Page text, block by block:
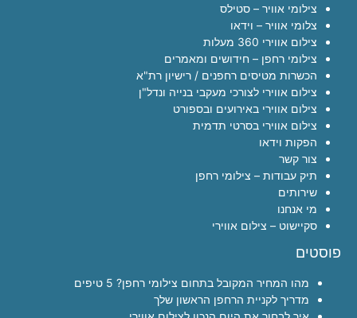
צילומי אוויר – סטילס
צלומי אוויר – וידאו
צילום אווירי 360 מעלות
צילומי רחפן – חידושים ומאמרים
הכשרות מטיסים רחפנים / רישיון רת"א
צילום אווירי לצורכי מעקבי בנייה ונדל"ן
צילום אווירי באירועים ובספורט
צילום אווירי בסרטי תדמית
הפקות וידאו
צור קשר
תיק עבודות – צילומי רחפן
שירותים
מי אנחנו
סקיישוט – צילום אווירי
פוסטים
מהו המחיר המקובל בתחום צילומי רחפן? 5 טיפים
מדריך לקניית הרחפן הראשון שלך